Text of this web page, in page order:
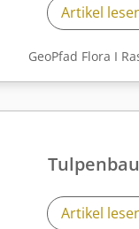
Artikel
GeoPfad Flora I
Artikel